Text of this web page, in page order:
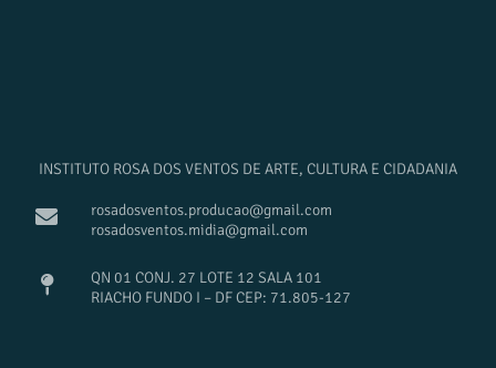
INSTITUTO ROSA DOS VENTOS DE ARTE, CULTURA E CIDADANIA
rosadosventos.producao@gmail.com
rosadosventos.midia@gmail.com
QN 01 CONJ. 27 LOTE 12 SALA 101
RIACHO FUNDO I – DF CEP: 71.805-127